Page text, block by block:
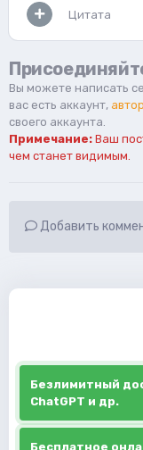
Цитата
Вы можете написать
вас есть аккаунт,
своего аккаунта.
Примечание: Ваш
чем станет видимым.
Добавить
Безлимитный
ChatGPT и др.
Бесплатное